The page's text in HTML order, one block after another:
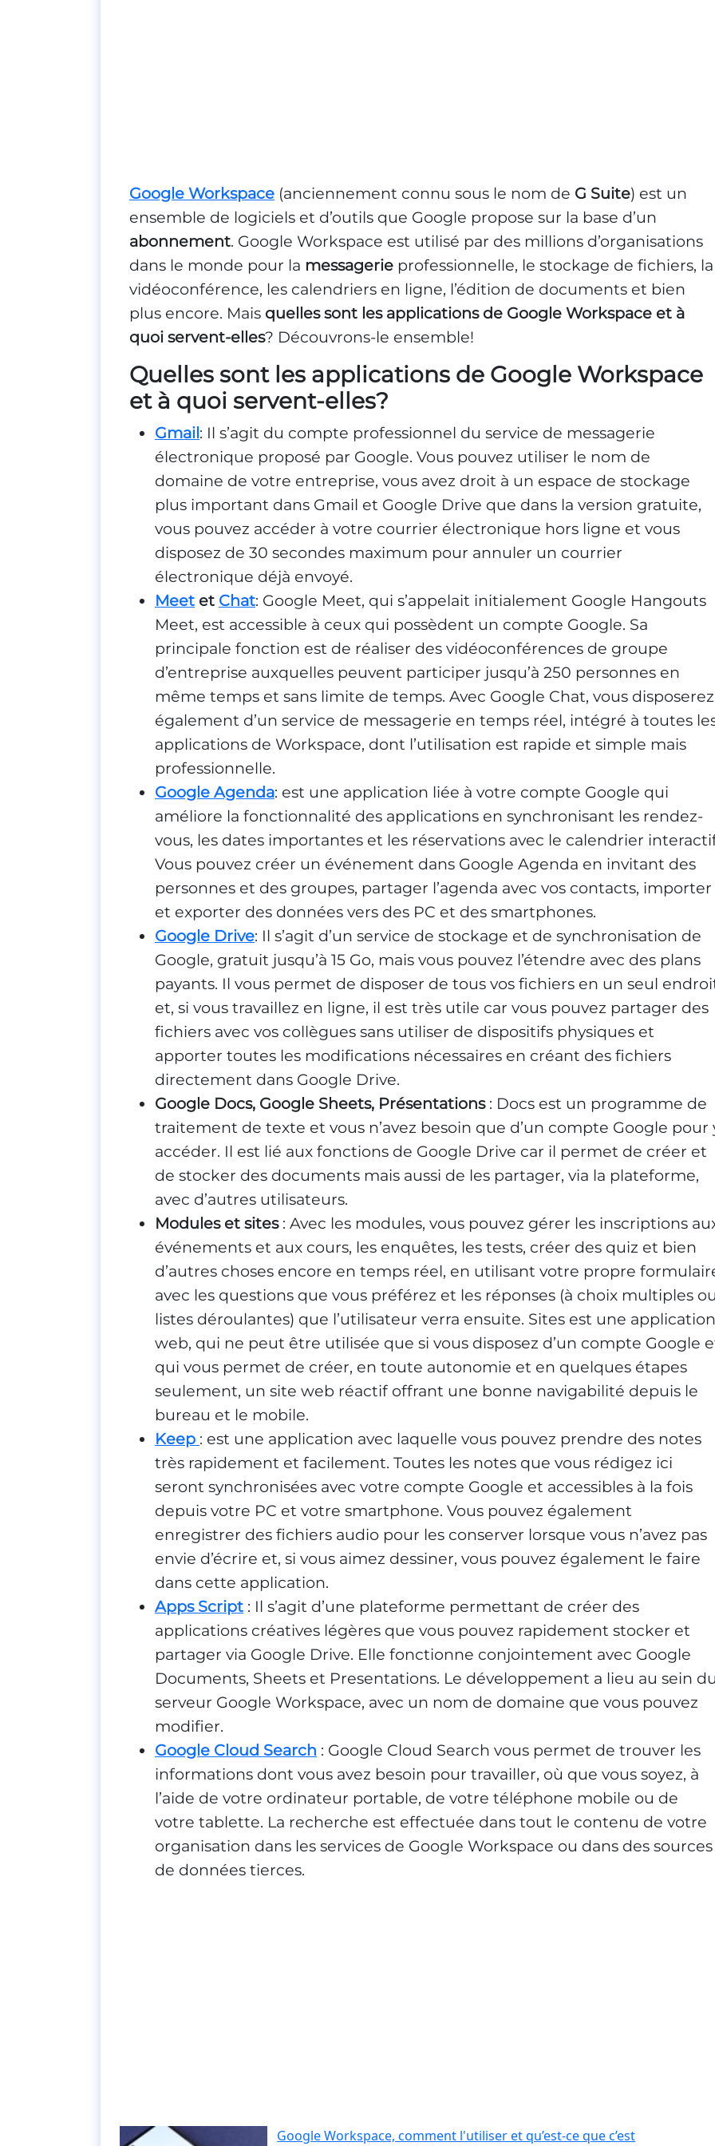
Google Workspace (anciennement connu sous le nom de G Suite) est un
ensemble de logiciels et d’outils que Google propose sur la base d’un
abonnement. Google Workspace est utilisé par des millions d’organisations
dans le monde pour la messagerie professionnelle, le stockage de fichiers, la
vidéoconférence, les calendriers en ligne, l’édition de documents et bien
plus encore. Mais quelles sont les applications de Google Workspace et à
quoi servent-elles? Découvrons-le ensemble!
Quelles sont les applications de Google Workspace
et à quoi servent-elles?
Gmail: Il s’agit du compte professionnel du service de messagerie
électronique proposé par Google. Vous pouvez utiliser le nom de
domaine de votre entreprise, vous avez droit à un espace de stockage
plus important dans Gmail et Google Drive que dans la version gratuite,
vous pouvez accéder à votre courrier électronique hors ligne et vous
disposez de 30 secondes maximum pour annuler un courrier
électronique déjà envoyé.
Meet et Chat: Google Meet, qui s’appelait initialement Google Hangouts
Meet, est accessible à ceux qui possèdent un compte Google. Sa
principale fonction est de réaliser des vidéoconférences de groupe
d’entreprise auxquelles peuvent participer jusqu’à 250 personnes en
même temps et sans limite de temps. Avec Google Chat, vous disposerez
également d’un service de messagerie en temps réel, intégré à toutes
applications de Workspace, dont l’utilisation est rapide et simple mais
professionnelle.
Google Agenda: est une application liée à votre compte Google qui
améliore la fonctionnalité des applications en synchronisant les rendez-
vous, les dates importantes et les réservations avec le calendrier
Vous pouvez créer un événement dans Google Agenda en invitant des
personnes et des groupes, partager l’agenda avec vos contacts, importer
et exporter des données vers des PC et des smartphones.
Google Drive: Il s’agit d’un service de stockage et de synchronisation de
Google, gratuit jusqu’à 15 Go, mais vous pouvez l’étendre avec des plans
payants. Il vous permet de disposer de tous vos fichiers en un seul
et, si vous travaillez en ligne, il est très utile car vous pouvez partager des
fichiers avec vos collègues sans utiliser de dispositifs physiques et
apporter toutes les modifications nécessaires en créant des fichiers
directement dans Google Drive.
Google Docs, Google Sheets, Présentations: Docs est un programme de
traitement de texte et vous n’avez besoin que d’un compte Google pour
accéder. Il est lié aux fonctions de Google Drive car il permet de créer et
de stocker des documents mais aussi de les partager, via la plateforme,
avec d’autres utilisateurs.
Modules et sites : Avec les modules, vous pouvez gérer les inscriptions
événements et aux cours, les enquêtes, les tests, créer des quiz et bien
d’autres choses encore en temps réel, en utilisant votre propre
avec les questions que vous préférez et les réponses (à choix multiples ou
listes déroulantes) que l’utilisateur verra ensuite. Sites est une application
web, qui ne peut être utilisée que si vous disposez d’un compte Google
qui vous permet de créer, en toute autonomie et en quelques étapes
seulement, un site web réactif offrant une bonne navigabilité depuis le
bureau et le mobile.
Keep : est une application avec laquelle vous pouvez prendre des notes
très rapidement et facilement. Toutes les notes que vous rédigez ici
seront synchronisées avec votre compte Google et accessibles à la fois
depuis votre PC et votre smartphone. Vous pouvez également
enregistrer des fichiers audio pour les conserver lorsque vous n’avez pas
envie d’écrire et, si vous aimez dessiner, vous pouvez également le faire
dans cette application.
Apps Script : Il s’agit d’une plateforme permettant de créer des
applications créatives légères que vous pouvez rapidement stocker et
partager via Google Drive. Elle fonctionne conjointement avec Google
Documents, Sheets et Presentations. Le développement a lieu au sein du
serveur Google Workspace, avec un nom de domaine que vous pouvez
modifier.
Google Cloud Search : Google Cloud Search vous permet de trouver les
informations dont vous avez besoin pour travailler, où que vous soyez, à
l’aide de votre ordinateur portable, de votre téléphone mobile ou de
votre tablette. La recherche est effectuée dans tout le contenu de votre
organisation dans les services de Google Workspace ou dans des sources
de données tierces.
Google Workspace, comment l'utiliser et qu’est-ce que c’est